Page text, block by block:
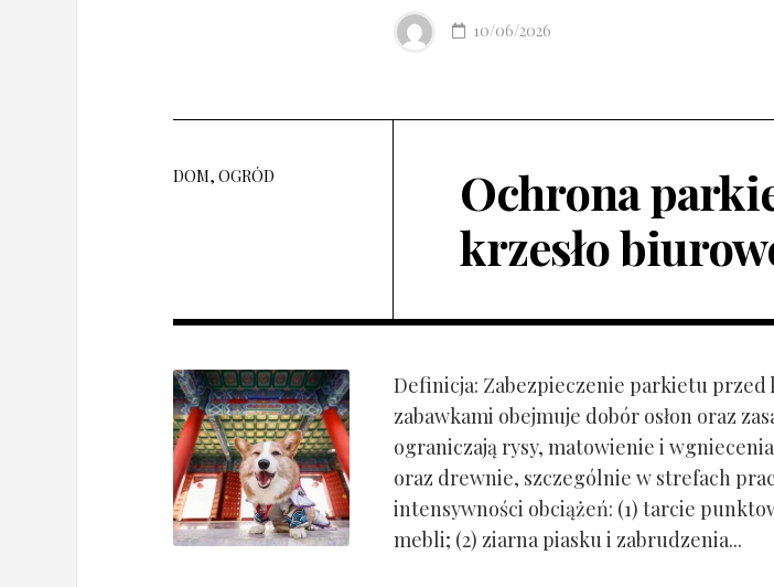
10/06/2026
DOM, OGRÓD
Ochrona
krzesło
Definicja: Zabezpieczenie parkietu przed
zabawkami obejmuje dobór osłon oraz
ograniczają rysy, matowienie i
oraz drewnie, szczególnie w strefach
intensywności obciążeń: (1) tarcie
mebli; (2) ziarna piasku i zabrudzenia...